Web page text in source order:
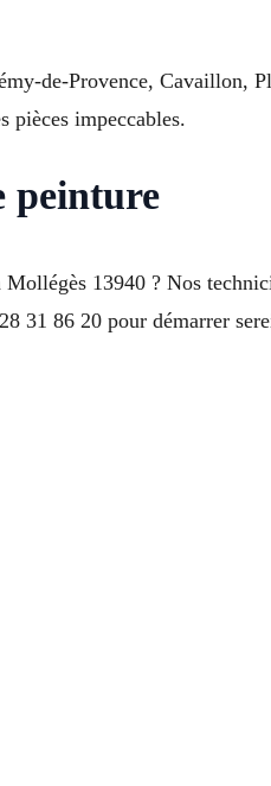
de-Provence, Cavaillon,
pièces impeccables.
peinture
13940 ? Nos
31 86 20 pour démarrer